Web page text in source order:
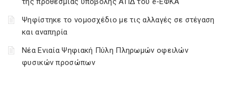
Ψηφίστηκε το νομοσχέδιο με τις αλλαγές σε στέγαση
και αναπηρία
Νέα Ενιαία Ψηφιακή Πύλη Πληρωμών οφειλών
φυσικών προσώπων